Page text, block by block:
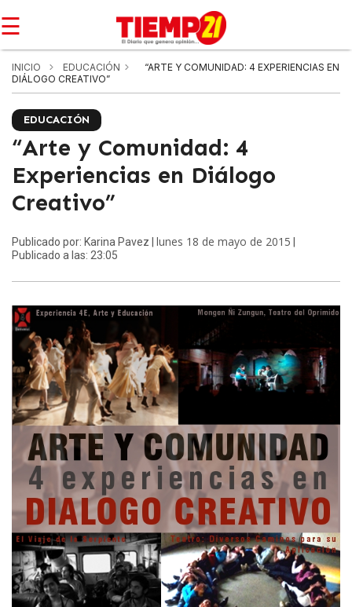
☰
INICIO EDUCACIÓN
“ARTE Y COMUNIDAD: 4 EXPERIENCIAS EN
DIÁLOGO CREATIVO”
EDUCACIÓN
“Arte y Comunidad: 4
Experiencias en Diálogo
Creativo”
Publicado por: Karina Pavez | lunes 18 de mayo de 2015
Publicado a las: 23:05